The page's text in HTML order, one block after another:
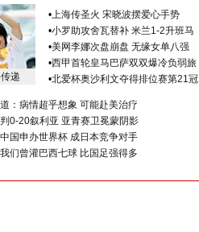
递
•上海传圣火 宋晓波摆爱心手势
•小罗助攻舍瓦替补 米兰1-2升班马
•美网李娜次盘崩盘 无缘女单八强
•西甲首轮皇马巴萨双双爆冷负弱旅
•北爱杯奥沙利文夺得排位赛第21冠
：病情超乎想象 可能赴美治疗
0-20叙利亚 亚青赛卫冕蒙阴影
国申办世界杯 成日本竞争对手
们曾灌巴西七球 比国足强得多